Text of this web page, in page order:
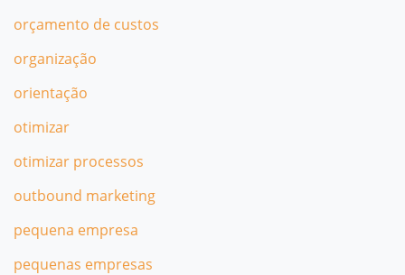
orçamento de custos
organização
orientação
otimizar
otimizar processos
outbound marketing
pequena empresa
pequenas empresas